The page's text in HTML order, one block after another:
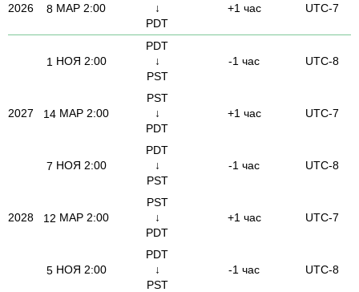
2026 8 МАР 2:00
↓
PDT
+1 час UTC-7
1 НОЯ 2:00
PDT
↓
PST
-1 час UTC-8
2027 14 МАР 2:00
PST
↓
PDT
+1 час UTC-7
7 НОЯ 2:00
PDT
↓
PST
-1 час UTC-8
2028 12 МАР 2:00
PST
↓
PDT
+1 час UTC-7
5НОЯ 2:00
PDT
↓
PST
-1 час UTC-8